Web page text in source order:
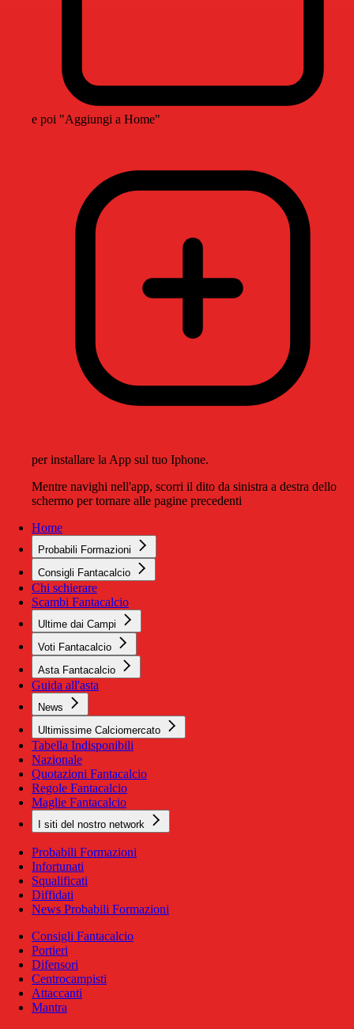
e poi "Aggiungi a Home"
per installare la App sul tuo Iphone.
Mentre navighi nell'app, scorri il dito da sinistra a destra dello
schermo per tornare alle pagine precedenti
Home
Probabili Formazioni
Consigli Fantacalcio
Chi schierare
Scambi Fantacalcio
Ultime dai Campi
Voti Fantacalcio
Asta Fantacalcio
Guida all'asta
News
Ultimissime Calciomercato
Tabella Indisponibili
Nazionale
Quotazioni Fantacalcio
Regole Fantacalcio
Maglie Fantacalcio
I siti del nostro network
Probabili Formazioni
Infortunati
Squalificati
Diffidati
News Probabili Formazioni
Consigli Fantacalcio
Portieri
Difensori
Centrocampisti
Attaccanti
Mantra